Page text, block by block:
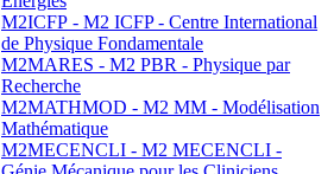
M2ICFP - M2 ICFP - Centre International
de Physique Fondamentale
M2MARES - M2 PBR - Physique par
Recherche
M2MATHMOD - M2 MM - Modélisation
Mathématique
M2MECENCLI - M2 MECENCLI -